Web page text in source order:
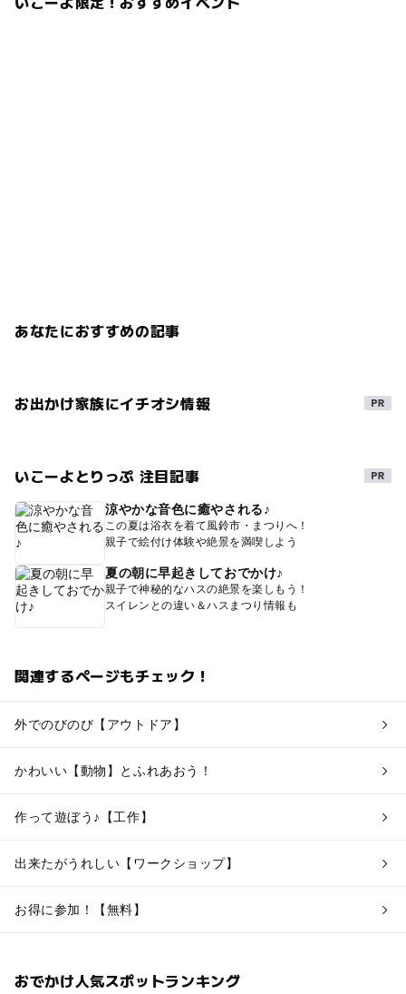
あなたにおすすめの記事
お出かけ家族にイチオシ情報
いこーよとりっぷ 注目記事
涼やかな音色に癒やされる♪
この夏は浴衣を着て風鈴市・まつりへ！
親子で絵付け体験や絶景を満喫しよう
夏の朝に早起きしておでかけ♪
親子で神秘的なハスの絶景を楽しもう！
スイレンとの違い＆ハスまつり情報も
関連するページもチェック！
外でのびのび【アウトドア】
かわいい【動物】とふれあおう！
作って遊ぼう♪【工作】
出来たがうれしい【ワークショップ】
お得に参加！【無料】
おでかけ人気スポットランキング